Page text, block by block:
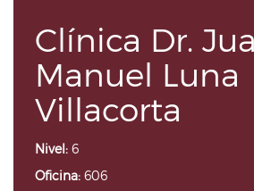
Clínica Dr.
Manuel Luna
Villacorta
Nivel: 6
Oficina: 606